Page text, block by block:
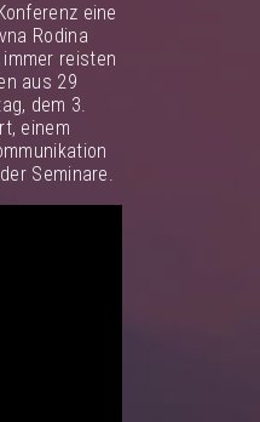
eine
Rodina
reisten
aus 29
dem 3.
einem
Seminare.